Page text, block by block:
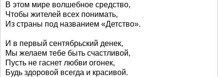
В этом мире волшебное средство,
Чтобы жителей всех понимать,
Из страны под названием «Детство».
И в первый сентябрьский денек,
Мы желаем тебе быть счастливой,
Пусть не гаснет любви огонек,
Будь здоровой всегда и красивой.